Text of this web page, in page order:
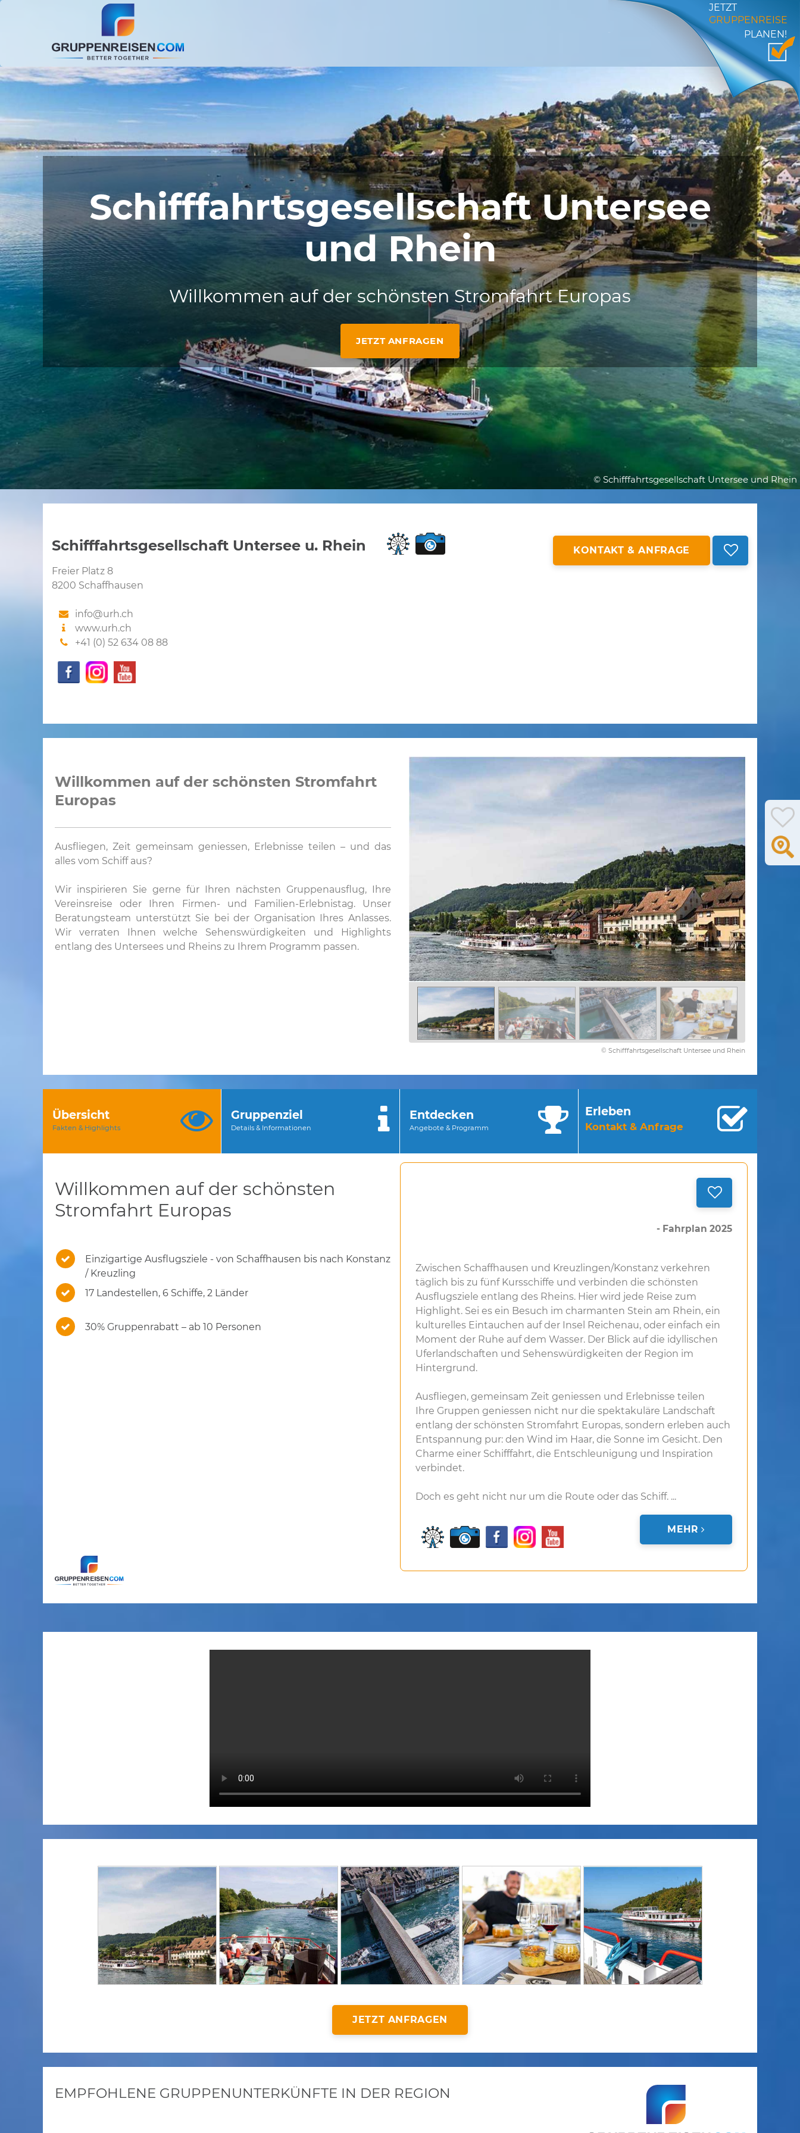
JETZT
GRUPPENREISE
PLANEN!
Schifffahrtsgesellschaft Untersee
und Rhein
Willkommen auf der schönsten Stromfahrt Europas
JETZT ANFRAGEN
© Schifffahrtsgesellschaft Untersee und Rhein
Schifffahrtsgesellschaft Untersee u. Rhein
Freier Platz 8
8200 Schaffhausen
info@urh.ch
www.urh.ch
+41 (0) 52 634 08 88
KONTAKT & ANFRAGE
Willkommen auf der schönsten Stromfahrt
Europas
Ausfliegen, Zeit gemeinsam geniessen, Erlebnisse teilen – und das
alles vom Schiff aus?
Wir inspirieren Sie gerne für Ihren nächsten Gruppenausflug, Ihre
Vereinsreise oder Ihren Firmen- und Familien-Erlebnistag. Unser
Beratungsteam unterstützt Sie bei der Organisation Ihres Anlasses.
Wir verraten Ihnen welche Sehenswürdigkeiten und Highlights
entlang des Untersees und Rheins zu Ihrem Programm passen.
© Schifffahrtsgesellschaft Untersee und Rhein
Übersicht
Fakten & Highlights
Gruppenziel
Details & Informationen
Entdecken
Angebote & Programm
Erleben
Kontakt & Anfrage
Willkommen auf der schönsten
Stromfahrt Europas
Einzigartige Ausflugsziele - von Schaffhausen bis nach Konstanz
/ Kreuzling
17 Landestellen, 6 Schiffe, 2 Länder
30% Gruppenrabatt – ab 10 Personen
- Fahrplan 2025
Zwischen Schaffhausen und Kreuzlingen/Konstanz verkehren
täglich bis zu fünf Kursschiffe und verbinden die schönsten
Ausflugsziele entlang des Rheins. Hier wird jede Reise zum
Highlight. Sei es ein Besuch im charmanten Stein am Rhein, ein
kulturelles Eintauchen auf der Insel Reichenau, oder einfach ein
Moment der Ruhe auf dem Wasser. Der Blick auf die idyllischen
Uferlandschaften und Sehenswürdigkeiten der Region im
Hintergrund.
Ausfliegen, gemeinsam Zeit geniessen und Erlebnisse teilen
Ihre Gruppen geniessen nicht nur die spektakuläre Landschaft
entlang der schönsten Stromfahrt Europas, sondern erleben auch
Entspannung pur: den Wind im Haar, die Sonne im Gesicht. Den
Charme einer Schifffahrt, die Entschleunigung und Inspiration
verbindet.
Doch es geht nicht nur um die Route oder das Schiff. ...
MEHR
JETZT ANFRAGEN
EMPFOHLENE GRUPPENUNTERKÜNFTE IN DER REGION